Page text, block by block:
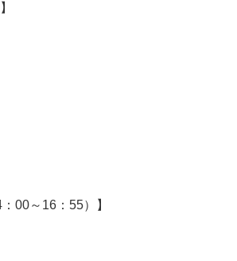
00～16：55）】